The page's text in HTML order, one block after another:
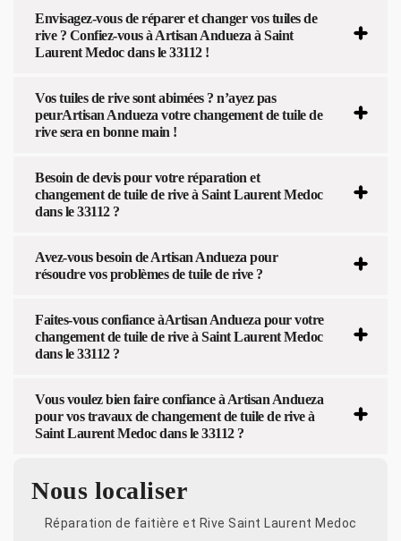
Envisagez-vous de réparer et changer vos tuiles de
rive ? Confiez-vous à Artisan Andueza à Saint
Laurent Medoc dans le 33112 !
Vos tuiles de rive sont abimées ? n’ayez pas
peurArtisan Andueza votre changement de tuile de
rive sera en bonne main !
Besoin de devis pour votre réparation et
changement de tuile de rive à Saint Laurent Medoc
dans le 33112 ?
Avez-vous besoin de Artisan Andueza pour
résoudre vos problèmes de tuile de rive ?
Faites-vous confiance àArtisan Andueza pour votre
changement de tuile de rive à Saint Laurent Medoc
dans le 33112 ?
Vous voulez bien faire confiance à Artisan Andueza
pour vos travaux de changement de tuile de rive à
Saint Laurent Medoc dans le 33112 ?
Nous localiser
Réparation de faitière et Rive Saint Laurent Medoc